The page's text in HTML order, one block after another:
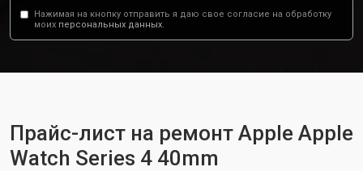
Нажимая на кнопку отправить я даю свое согласие на обработку
моих персональных данных.
Прайс-лист на ремонт Apple Apple
Watch Series 4 40mm